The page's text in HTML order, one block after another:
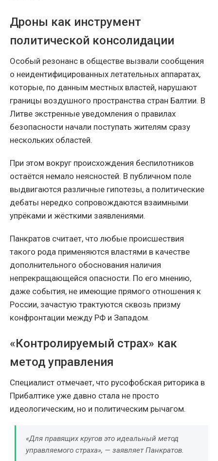
Дроны как инструмент
политической консолидации
Особый резонанс в обществе вызвали сообщения
о неидентифицированных летательных аппаратах,
которые, по данным местных властей, нарушают
границы воздушного пространства стран Балтии. В
Литве экстренные уведомления о правилах
безопасности начали поступать жителям сразу
нескольких областей.
При этом вокруг происхождения беспилотников
остаётся немало неясностей. В публичном поле
выдвигаются различные гипотезы, а политические
дебаты нередко сопровождаются взаимными
упрёками и жёсткими заявлениями.
Панкратов считает, что любые происшествия
такого рода применяются властями в качестве
дополнительного обоснования наличия
непрекращающейся опасности. По его мнению,
даже события, не имеющие прямого отношения к
России, зачастую трактуются сквозь призму
конфронтации между РФ и Западом.
«Контролируемый страх» как
метод управления
Специалист отмечает, что русофобская риторика в
Прибалтике уже давно стала не просто
идеологическим, но и политическим рычагом.
«Для правящих кругов это идеальный метод
управляемого страха», — заявляет Панкратов.